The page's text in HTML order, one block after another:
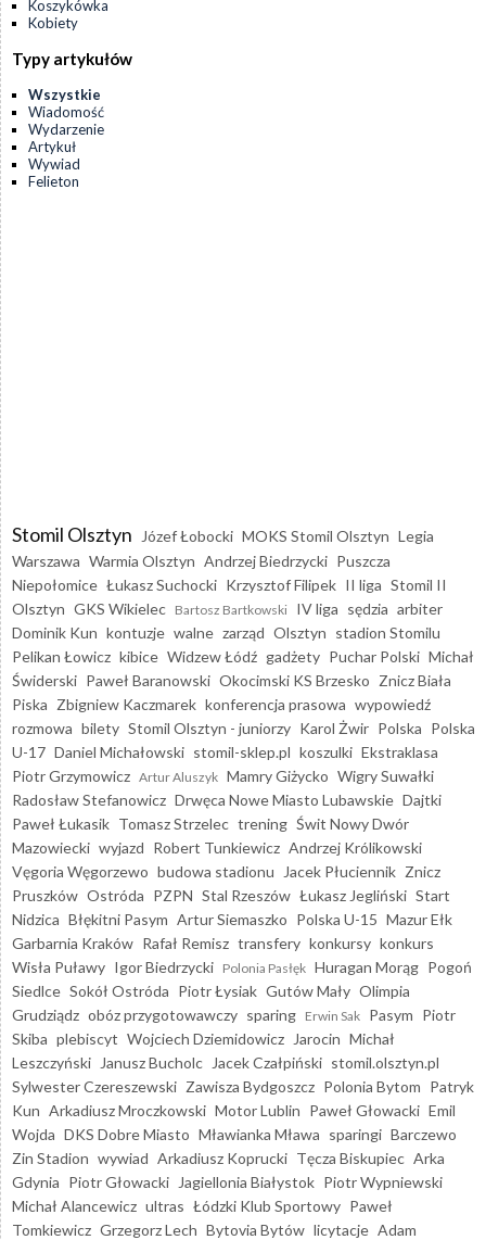
Koszykówka
Kobiety
Typy artykułów
Wszystkie
Wiadomość
Wydarzenie
Artykuł
Wywiad
Felieton
Stomil Olsztyn Józef Łobocki MOKS Stomil Olsztyn Legia
Warszawa Warmia Olsztyn Andrzej Biedrzycki Puszcza
Niepołomice Łukasz Suchocki Krzysztof Filipek II liga Stomil II
Olsztyn GKS Wikielec Bartosz Bartkowski IV liga sędzia arbiter
Dominik Kun kontuzje walne zarząd Olsztyn stadion Stomilu
Pelikan Łowicz kibice Widzew Łódź gadżety Puchar Polski Michał
Świderski Paweł Baranowski Okocimski KS Brzesko Znicz Biała
Piska Zbigniew Kaczmarek konferencja prasowa wypowiedź
rozmowa bilety Stomil Olsztyn - juniorzy Karol Żwir Polska Polska
U-17 Daniel Michałowski stomil-sklep.pl koszulki Ekstraklasa
Piotr Grzymowicz Artur Aluszyk Mamry Giżycko Wigry Suwałki
Radosław Stefanowicz Drwęca Nowe Miasto Lubawskie Dajtki
Paweł Łukasik Tomasz Strzelec trening Świt Nowy Dwór
Mazowiecki wyjazd Robert Tunkiewicz Andrzej Królikowski
Vęgoria Węgorzewo budowa stadionu Jacek Płuciennik Znicz
Pruszków Ostróda PZPN Stal Rzeszów Łukasz Jegliński Start
Nidzica Błękitni Pasym Artur Siemaszko Polska U-15 Mazur Ełk
Garbarnia Kraków Rafał Remisz transfery konkursy konkurs
Wisła Puławy Igor Biedrzycki Polonia Pasłęk Huragan Morąg Pogoń
Siedlce Sokół Ostróda Piotr Łysiak Gutów Mały Olimpia
Grudziądz obóz przygotowawczy sparing Erwin Sak Pasym Piotr
Skiba plebiscyt Wojciech Dziemidowicz Jarocin Michał
Leszczyński
Janusz Bucholc Jacek Czałpiński stomil.olsztyn.pl
Sylwester Czereszewski Zawisza Bydgoszcz Polonia Bytom Patryk
Kun Arkadiusz Mroczkowski Motor Lublin Paweł Głowacki Emil
Wojda DKS Dobre Miasto Mławianka Mława sparingi Barczewo
Zin Stadion wywiad Arkadiusz Koprucki Tęcza Biskupiec Arka
Gdynia Piotr Głowacki Jagiellonia Białystok Piotr Wypniewski
Michał Alancewicz ultras Łódzki Klub Sportowy Paweł
Tomkiewicz Grzegorz Lech Bytovia Bytów licytacje Adam